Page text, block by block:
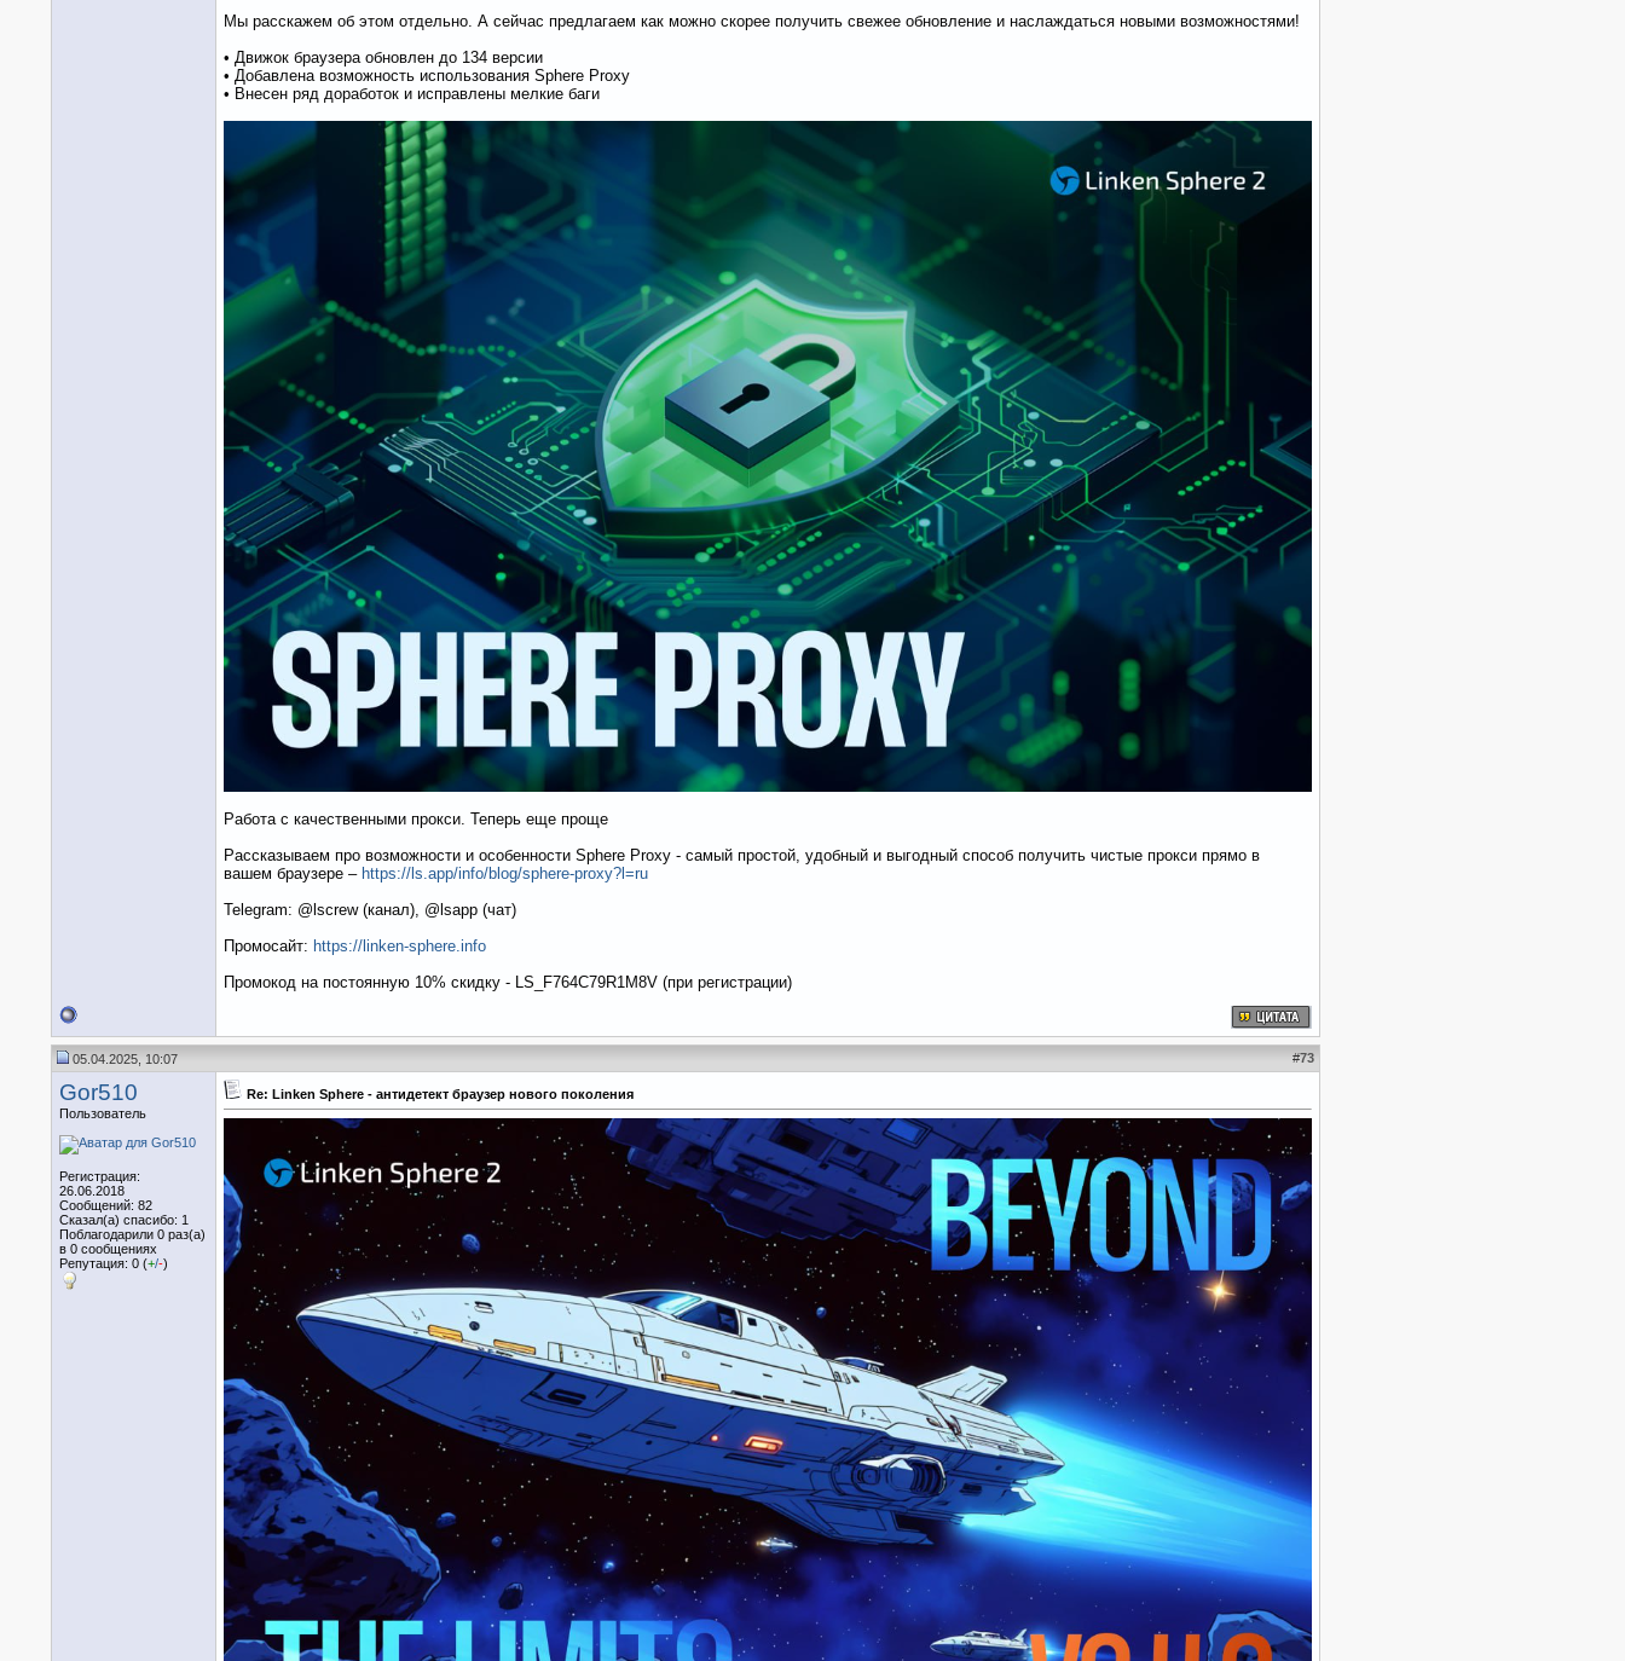
Мы расскажем об этом отдельно. А сейчас предлагаем как можно скорее получить свежее обновление и наслаждаться новыми возможностями!
• Движок браузера обновлен до 134 версии
• Добавлена возможность использования Sphere Proxy
• Внесен ряд доработок и исправлены мелкие баги
Работа с качественными прокси. Теперь еще проще
Рассказываем про возможности и особенности Sphere Proxy - самый простой, удобный и выгодный способ получить чистые прокси прямо в
вашем браузере – https://ls.app/info/blog/sphere-proxy?l=ru
Telegram: @lscrew (канал), @lsapp (чат)
Промосайт: https://linken-sphere.info
Промокод на постоянную 10% скидку - LS_F764C79R1M8V (при регистрации)
05.04.2025, 10:07 #73
Gor510
Пользователь
Регистрация:
26.06.2018
Сообщений: 82
Сказал(а) спасибо: 1
Поблагодарили 0 раз(а)
в 0 сообщениях
Репутация: 0 (+/-)
Re: Linken Sphere - антидетект браузер нового поколения